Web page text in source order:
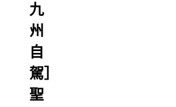
九
州
自
駕］
聖